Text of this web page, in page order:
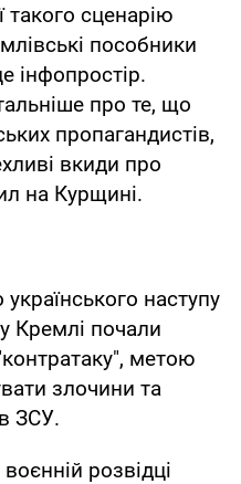
такого сценарію
пособники
інфопростір.
про те, що
пропагандистів,
вкиди про
на Курщині.
українського наступу
Кремлі почали
метою
злочини та
ЗСУ.
розвідці